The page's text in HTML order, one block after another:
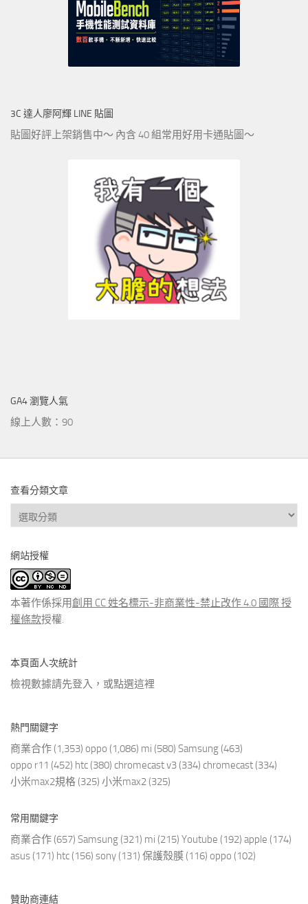
3C 達人廖阿輝 LINE 貼圖
貼圖好評上架銷售中～ 內含 40 組常用好用卡通貼圖～
GA4 瀏覽人氣
線上人數：90
查看分類文章
查
看
類
文
章
網站授權
本著作係採用創用 CC 姓名標示-非商業性-禁止改作 4.0 國際 授
權條款授權.
本頁面人次統計
檢視數據請先登入，或點選這裡
熱門關鍵字
商業合作 (1,353) oppo (1,086) mi (580) Samsung (463)
oppo r11 (452) htc (380) chromecast v3 (334) chromecast (334)
小米max2規格 (325) 小米max2 (325)
常用關鍵字
商業合作 (657) Samsung (321) mi (215) Youtube (192) apple (174)
asus (171) htc (156) sony (131) 保護殼膜 (116) oppo (102)
贊助商連結